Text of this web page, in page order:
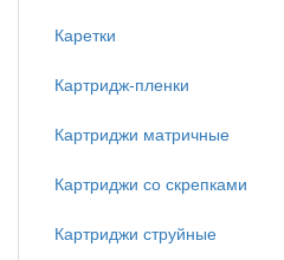
Каретки
Картридж-пленки
Картриджи матричные
Картриджи со скрепками
Картриджи струйные